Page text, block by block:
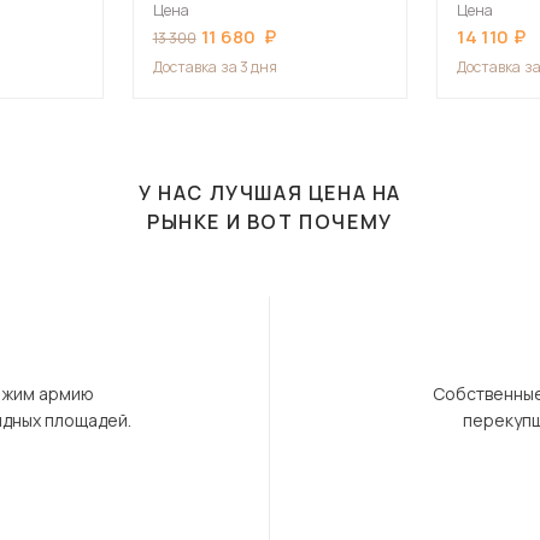
Цена
13 300 11 680
Доставка за 3 дня
Цена
14 110
Доставка
У НАС ЛУЧШАЯ ЦЕНА НА
РЫНКЕ И ВОТ ПОЧЕМУ
армию
площадей.